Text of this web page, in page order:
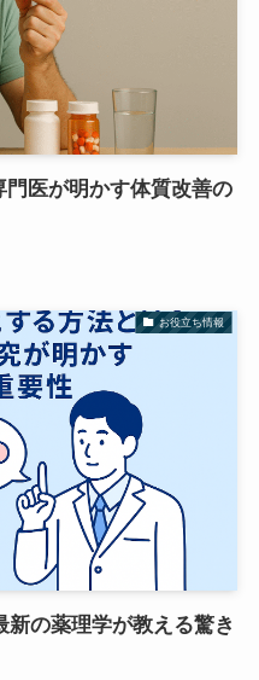
医が明かす体質改善の
お役立ち情報
の薬理学が教える驚き